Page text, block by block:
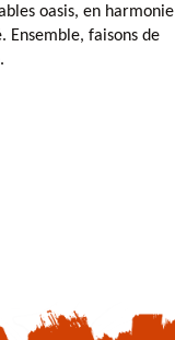
oasis, en harmonie
Ensemble, faisons de